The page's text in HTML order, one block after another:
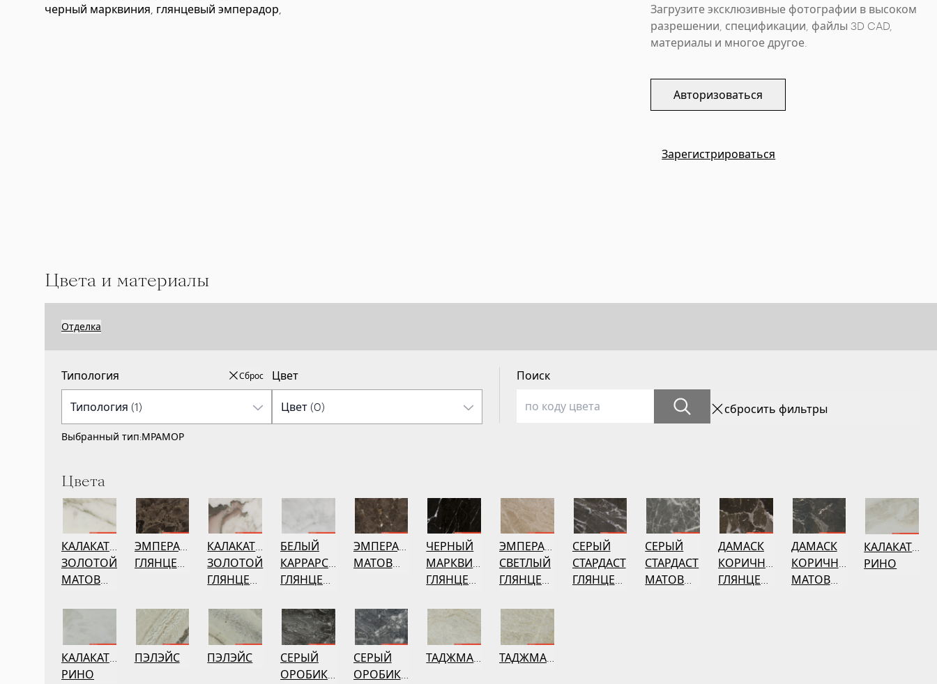
черный марквиния, глянцевый эмперадор,
Загрузите эксклюзивные фотографии в высоком
разрешении, спецификации, файлы 3D CAD,
материалы и многое другое.
Авторизоваться
Зарегистрироваться
Цвета и материалы
Отделка
Типология Сброс
Выбранный тип:МРАМОР
Цвет Поиск
сбросить фильтры
Цвета
КАЛАКАТТА
ЗОЛОТОЙ
МАТОВЫЙ
ЭМПЕРАДОР
ГЛЯНЦЕВЫЙ
КАЛАКАТТА
ЗОЛОТОЙ
ГЛЯНЦЕВЫЙ
БЕЛЫЙ
КАРРАРСКИЙ
ГЛЯНЦЕВЫЙ
ЭМПЕРАДОР
МАТОВЫЙ
ЧЕРНЫЙ
МАРКВИНИЯ
ГЛЯНЦЕВЫЙ
ЭМПЕРАДОР
СВЕТЛЫЙ
ГЛЯНЦЕВЫЙ
СЕРЫЙ
СТАРДАСТ
ГЛЯНЦЕВЫЙ
СЕРЫЙ
СТАРДАСТ
МАТОВЫЙ
ДАМАСК
КОРИЧНЕВЫЙ
ГЛЯНЦЕВЫЙ
ДАМАСК
КОРИЧНЕВЫЙ
МАТОВЫЙ
КАЛАКАТТА
РИНО
КАЛАКАТТА
РИНО
ПЭЛЭЙС ПЭЛЭЙС
СЕРЫЙ
ОРОБИКО
СЕРЫЙ
ОРОБИКО
ТАДЖМАХАЛ ТАДЖМАХАЛ